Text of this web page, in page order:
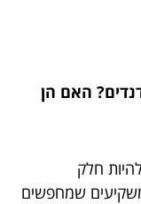
האם הן
חלק
שמחפשים